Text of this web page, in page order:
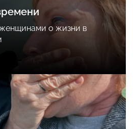
о жизни в